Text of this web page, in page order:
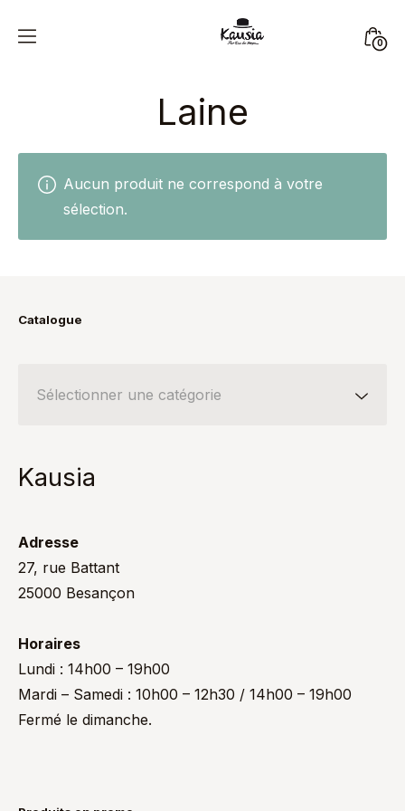
0
Laine
Aucun produit ne correspond à votre
sélection.
Catalogue
Sélectionner une catégorie
Kausia
Adresse
27, rue Battant
25000 Besançon
Horaires
Lundi : 14h00 – 19h00
Mardi – Samedi : 10h00 – 12h30 / 14h00 – 19h00
Fermé le dimanche.